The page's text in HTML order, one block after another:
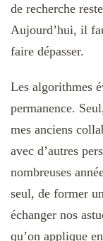
de recherche
Aujourd’hui, il
faire dépasser.
Les algorithmes
permanence.
mes anciens
avec d’autres
nombreuses
seul, de former
échanger nos
qu’on applique